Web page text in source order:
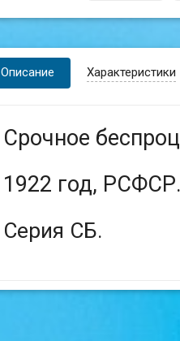
Описание Характеристики
Срочное
1922 год, РСФСР.
Серия СБ.